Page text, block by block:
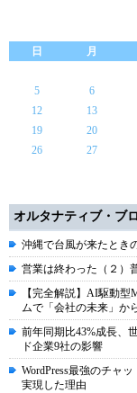
日
月
5
6
12
13
19
20
26
27
オルタナティブ・ブ
沖縄で台風が来たとき
営業は終わった（２）
【完全解説】AI駆動
ムで「会社の未来」か
前年同期比43%成長、
ド企業9社の影響
WordPress最強のチャ
実現した理由